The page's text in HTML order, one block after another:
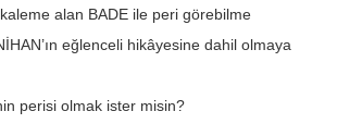
alan BADE ile peri görebilme
eğlenceli hikâyesine dahil olmaya
perisi olmak ister misin?